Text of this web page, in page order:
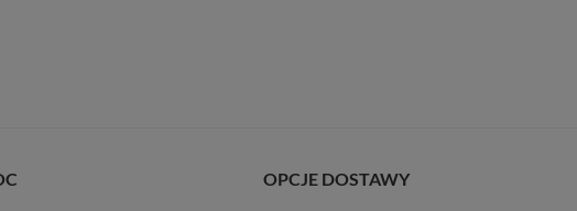
OPCJE DOSTAWY